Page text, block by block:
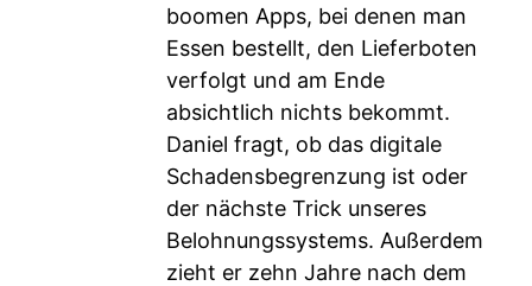
boomen Apps, bei denen man
Essen bestellt, den Lieferboten
verfolgt und am Ende
absichtlich nichts bekommt.
Daniel fragt, ob das digitale
Schadensbegrenzung ist oder
der nächste Trick unseres
Belohnungssystems. Außerdem
zieht er zehn Jahre nach dem